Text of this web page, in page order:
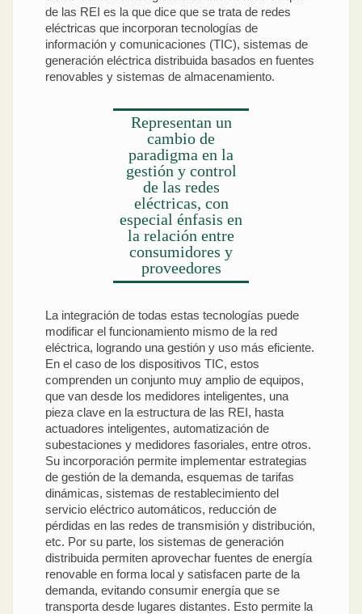
de las REI es la que dice que se trata de redes
eléctricas que incorporan tecnologías de
información y comunicaciones (TIC), sistemas de
generación eléctrica distribuida basados en fuentes
renovables y sistemas de almacenamiento.
Representan un
cambio de
paradigma en la
gestión y control
de las redes
eléctricas, con
especial énfasis en
la relación entre
consumidores y
proveedores
La integración de todas estas tecnologías puede
modificar el funcionamiento mismo de la red
eléctrica, logrando una gestión y uso más eficiente.
En el caso de los dispositivos TIC, estos
comprenden un conjunto muy amplio de equipos,
que van desde los medidores inteligentes, una
pieza clave en la estructura de las REI, hasta
actuadores inteligentes, automatización de
subestaciones y medidores fasoriales, entre otros.
Su incorporación permite implementar estrategias
de gestión de la demanda, esquemas de tarifas
dinámicas, sistemas de restablecimiento del
servicio eléctrico automáticos, reducción de
pérdidas en las redes de transmisión y distribución,
etc. Por su parte, los sistemas de generación
distribuida permiten aprovechar fuentes de energía
renovable en forma local y satisfacen parte de la
demanda, evitando consumir energía que se
transporta desde lugares distantes. Esto permite la